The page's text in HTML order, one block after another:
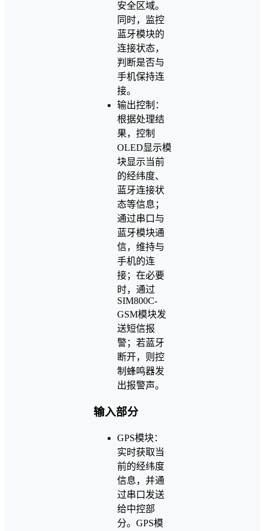
安全区域。
同时，监控
蓝牙模块的
连接状态，
判断是否与
手机保持连
接。
输出控制：
根据处理结
果，控制
OLED显示模
块显示当前
的经纬度、
蓝牙连接状
态等信息；
通过串口与
蓝牙模块通
信，维持与
手机的连
接；在必要
时，通过
SIM800C-
GSM模块发
送短信报
警；若蓝牙
断开，则控
制蜂鸣器发
出报警声。
输入部分
GPS模块：
实时获取当
前的经纬度
信息，并通
过串口发送
给中控部
分。GPS模